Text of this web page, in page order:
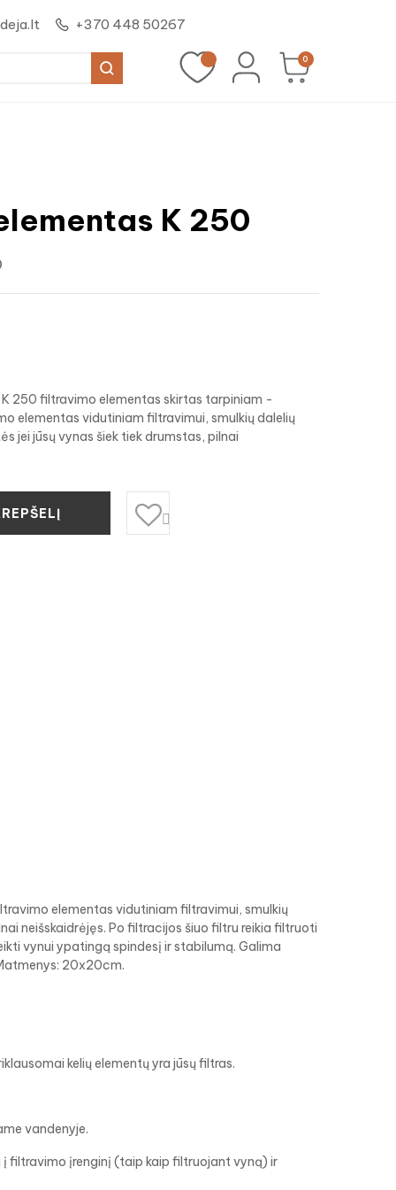
+370 448 50267
0
K 250
250 filtravimo elementas skirtas tarpiniam -
elementas vidutiniam filtravimui, smulkių dalelių
jei jūsų vynas šiek tiek drumstas, pilnai

elementas vidutiniam filtravimui, smulkių
neišskaidrėjęs. Po filtracijos šiuo filtru reikia filtruoti
vynui ypatingą spindesį ir stabilumą. Galima
20x20cm.
kelių elementų yra jūsų filtras.
vandenyje.
filtravimo įrenginį (taip kaip filtruojant vyną) ir